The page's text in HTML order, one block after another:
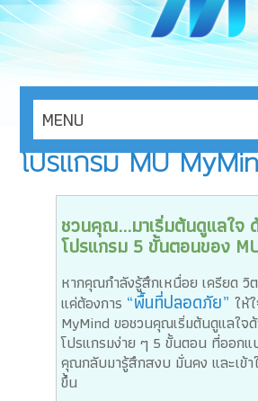
โปรแกรม MU
ชวนคุณ...มาเริ่มต้นดูแลใจ
โปรแกรม 5 ขั้นตอนของ
หากคุณกำลังรู้สึกเหนื่อย เครียด วิ
แค่ต้องการ “พื้นที่ปลอดภัย” ให้
MyMind ขอชวนคุณเริ่มต้นดูแลใจ
โปรแกรมง่าย ๆ 5 ขั้นตอน ที่ออกแ
คุณกลับมารู้สึกสงบ มั่นคง และเข้า
ขึ้น